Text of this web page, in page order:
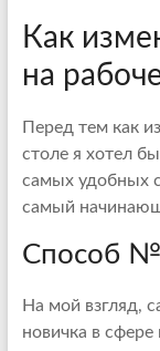
Как
на
Перед тем как
столе я хотел
самых удобных
самый
Способ
На мой взгляд,
новичка в